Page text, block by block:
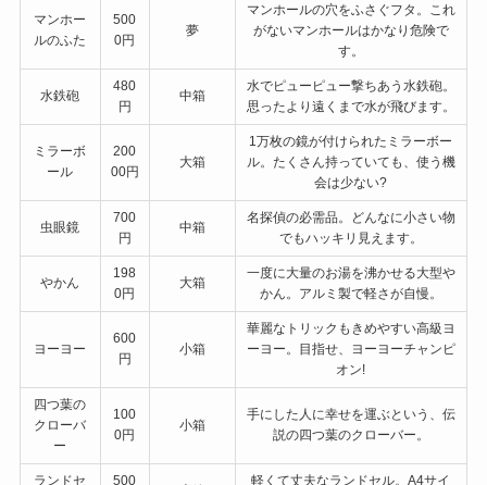
マンホー
ルのふた
500
0円
夢
マンホールの穴をふさぐフタ。これ
がないマンホールはかなり危険で
す。
水鉄砲
480
円
中箱
水でピューピュー撃ちあう水鉄砲。
思ったより遠くまで水が飛びます。
ミラーボ
ール
200
00円
大箱
1万枚の鏡が付けられたミラーボー
ル。たくさん持っていても、使う機
会は少ない?
虫眼鏡
700
円
中箱
名探偵の必需品。どんなに小さい物
でもハッキリ見えます。
やかん
198
0円
大箱
一度に大量のお湯を沸かせる大型や
かん。アルミ製で軽さが自慢。
ヨーヨー
600
円
小箱
華麗なトリックもきめやすい高級ヨ
ーヨー。目指せ、ヨーヨーチャンピ
オン!
四つ葉の
クローバ
ー
100
0円
小箱
手にした人に幸せを運ぶという、伝
説の四つ葉のクローバー。
ランドセ
500
軽くて丈夫なランドセル。A4サイ